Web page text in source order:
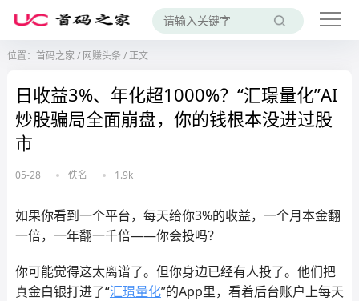
位置： 首码之家 / 网赚头条 /正文
日收益3%、年化超1000%？“汇璟量化”AI
炒股骗局全面崩盘，你的钱根本没进过股
市
05-28 佚名 1.9k
如果你看到一个平台，每天给你3%的收益，一个月本金翻
一倍，一年翻一千倍——你会投吗？
你可能觉得这太离谱了。但你身边已经有人投了。他们把
真金白银打进了“汇璟量化”的App里，看着后台账户上每天